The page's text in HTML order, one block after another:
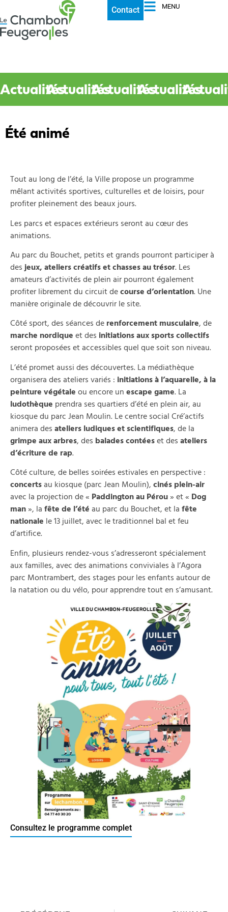
Contact MENU
ActualitésActualitésActualitésActualités
Été animé
Tout au long de l’été, la Ville propose un programme
mêlant activités sportives, culturelles et de loisirs, pour
profiter pleinement des beaux jours.
Les parcs et espaces extérieurs seront au cœur des
animations.
Au parc du Bouchet, petits et grands pourront participer à
desjeux, ateliers créatifs et chasses au trésor. Les
amateurs d’activités de plein air pourront également
profiter librement du circuit decourse d’orientation. Une
manière originale de découvrir le site.
Côté sport, des séances derenforcement musculaire, de
marche nordiqueet des initiations aux sports collectifs
seront proposées et accessibles quel que soit son niveau.
L’été promet aussi des découvertes. La médiathèque
organisera des ateliers variés : initiations à l’aquarelle, à la
peinture végétaleou encore unescape game. La
ludothèque prendra ses quartiers d’été en plein air, au
kiosque du parc Jean Moulin. Le centre social Cré’actifs
animera desateliers ludiques et scientifiques, de la
grimpe aux arbres, des balades contéeset desateliers
d’écriture de rap.
Côté culture, de belles soirées estivales en perspective :
concertsau kiosque (parc Jean Moulin),cinés plein-air
avec la projection de « Paddington au Pérou» et « Dog
man», lafête de l’étéau parc du Bouchet, et lafête
nationale le 13 juillet, avec le traditionnel bal et feu
d’artifice.
Enfin, plusieurs rendez-vous s’adresseront spécialement
aux familles, avec des animations conviviales à l’Agora
parc Montrambert, des stages pour les enfants autour de
la natation ou du vélo, pour apprendre tout en s’amusant.
Consultez le programme complet